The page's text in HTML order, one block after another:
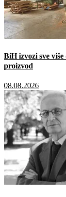
BiH izvozi sve
proizvod
08.08.2026